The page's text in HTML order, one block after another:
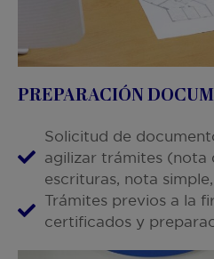
PREPARACIÓN
Solicitud de
agilizar trámites (nota
escrituras, nota
Trámites previos a la
certificados y